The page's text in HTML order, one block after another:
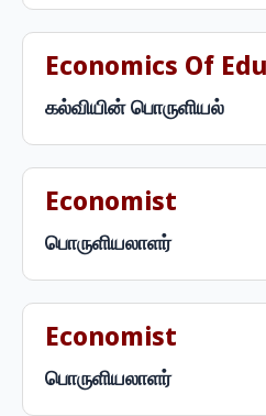
Economics Of
கல்வியின் பொருளியல்
Economist
பொருளியலாளர்
Economist
பொருளியலாளர்